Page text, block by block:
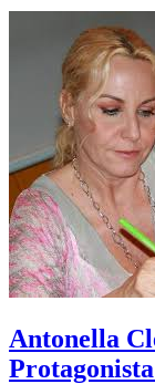
Antonella